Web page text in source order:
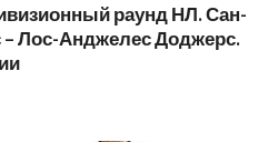
раунд НЛ. Сан-
Лос-Анджелес Доджерс.